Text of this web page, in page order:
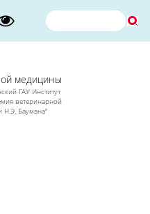
медицины
ГАУ Институт
ветеринарной
Н.Э. Баумана"